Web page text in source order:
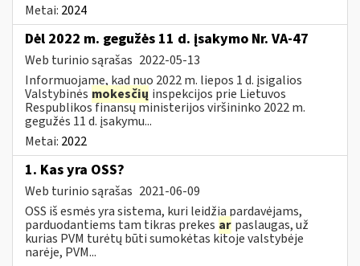
Metai: 2024
Dėl 2022 m. gegužės 11 d. įsakymo Nr. VA-47
Web turinio sąrašas 2022-05-13
Informuojame, kad nuo 2022 m. liepos 1 d. įsigalios
Valstybinės mokesčių inspekcijos prie Lietuvos
Respublikos finansų ministerijos viršininko 2022 m.
gegužės 11 d. įsakymu...
Metai: 2022
1. Kas yra OSS?
Web turinio sąrašas 2021-06-09
OSS iš esmės yra sistema, kuri leidžia pardavėjams,
parduodantiems tam tikras prekes ar paslaugas, už
kurias PVM turėtų būti sumokėtas kitoje valstybėje
narėje, PVM...